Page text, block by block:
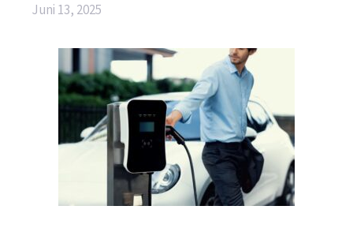
Juni 13, 2025